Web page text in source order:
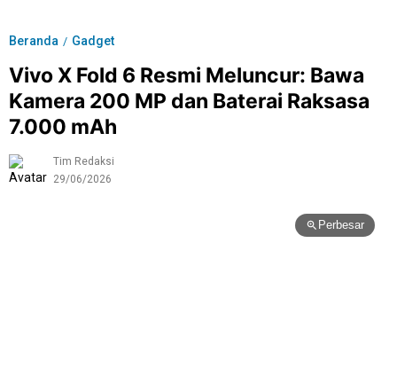
Beranda / Gadget
Vivo X Fold 6 Resmi Meluncur: Bawa
Kamera 200 MP dan Baterai Raksasa
7.000 mAh
Tim Redaksi
29/06/2026
Perbesar